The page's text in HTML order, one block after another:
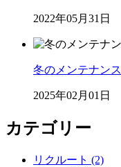
2022年05月31日
冬のメンテナンス
2025年02月01日
カテゴリー
リクルート (2)